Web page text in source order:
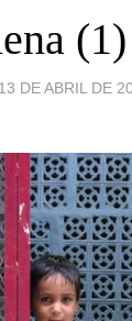
(1)
13 DE ABRIL DE